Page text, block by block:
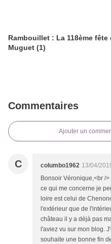
Rambouillet : La 118ème fête
Muguet (1)
Commentaires
Ajouter un
C columbo1962 13/04/
Bonsoir Véronique,<br /
ce qui me concerne je
loire est celui de
l'extérieur que de
château il y a déjà pas
l'aviez vu sur mon blog.
souhaite une bonne fin